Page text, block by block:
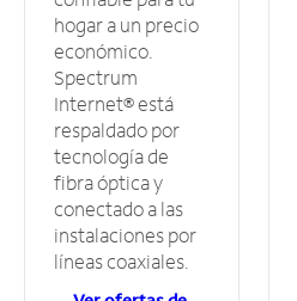
hogar a un precio
económico.
Spectrum
Internet® está
respaldado por
tecnología de
fibra óptica y
conectado a las
instalaciones por
líneas coaxiales.